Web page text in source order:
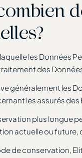
les Données
des
généralement les
les assurés
plus longue
actuelle ou future,
de conservation,